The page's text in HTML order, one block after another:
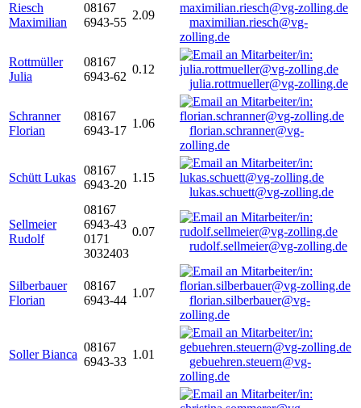
Riesch
Maximilian
08167
6943-55
2.09
maximilian.riesch@vg-
zolling.de
Rottmüller
Julia
08167
6943-62
0.12
julia.rottmueller@vg-zolling.de
Schranner
Florian
08167
6943-17
1.06
florian.schranner@vg-
zolling.de
Schütt Lukas
08167
6943-20
1.15
lukas.schuett@vg-zolling.de
Sellmeier
Rudolf
08167
6943-43
0171
3032403
0.07
rudolf.sellmeier@vg-zolling.de
Silberbauer
Florian
08167
6943-44
1.07
florian.silberbauer@vg-
zolling.de
Soller Bianca
08167
6943-33
1.01
gebuehren.steuern@vg-
zolling.de